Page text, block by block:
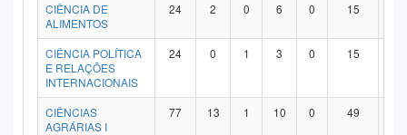
CIÊNCIA DE
ALIMENTOS
24 2 0 6 0 15
CIÊNCIA POLÍTICA
E RELAÇÕES
INTERNACIONAIS
24 0 1 3 0 15
CIÊNCIAS
AGRÁRIAS I
77 13 1 10 0 49